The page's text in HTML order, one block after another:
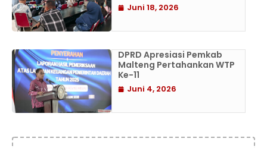
Juni 18, 2026
DPRD Apresiasi Pemkab
Malteng Pertahankan WTP
Ke-11
Juni 4, 2026